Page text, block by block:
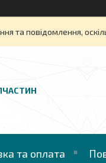
та повідомлення,
та оплата